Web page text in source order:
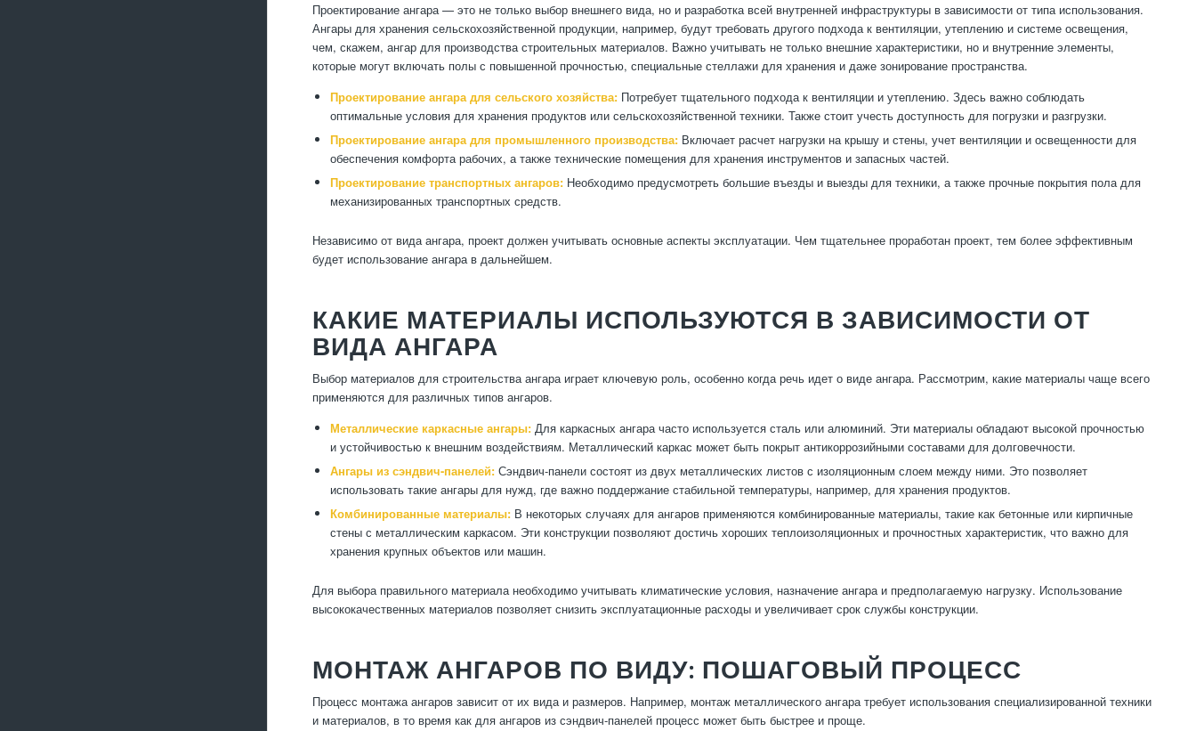
Проектирование ангара — это не только выбор внешнего вида, но и разработка всей внутренней инфраструктуры в зависимости от типа использования.
Ангары для хранения сельскохозяйственной продукции, например, будут требовать другого подхода к вентиляции, утеплению и системе освещения,
чем, скажем, ангар для производства строительных материалов. Важно учитывать не только внешние характеристики, но и внутренние элементы,
которые могут включать полы с повышенной прочностью, специальные стеллажи для хранения и даже зонирование пространства.
Проектирование ангара для сельского хозяйства: Потребует тщательного подхода к вентиляции и утеплению. Здесь важно соблюдать
оптимальные условия для хранения продуктов или сельскохозяйственной техники. Также стоит учесть доступность для погрузки и разгрузки.
Проектирование ангара для промышленного производства: Включает расчет нагрузки на крышу и стены, учет вентиляции и освещенности для
обеспечения комфорта рабочих, а также технические помещения для хранения инструментов и запасных частей.
Проектирование транспортных ангаров: Необходимо предусмотреть большие въезды и выезды для техники, а также прочные покрытия пола для
механизированных транспортных средств.
Независимо от вида ангара, проект должен учитывать основные аспекты эксплуатации. Чем тщательнее проработан проект, тем более эффективным
будет использование ангара в дальнейшем.
КАКИЕ МАТЕРИАЛЫ ИСПОЛЬЗУЮТСЯ В ЗАВИСИМОСТИ ОТ
ВИДА АНГАРА
Выбор материалов для строительства ангара играет ключевую роль, особенно когда речь идет о виде ангара. Рассмотрим, какие материалы чаще всего
применяются для различных типов ангаров.
Металлические каркасные ангары: Для каркасных ангара часто используется сталь или алюминий. Эти материалы обладают высокой прочностью
и устойчивостью к внешним воздействиям. Металлический каркас может быть покрыт антикоррозийными составами для долговечности.
Ангары из сэндвич-панелей: Сэндвич-панели состоят из двух металлических листов с изоляционным слоем между ними. Это позволяет
использовать такие ангары для нужд, где важно поддержание стабильной температуры, например, для хранения продуктов.
Комбинированные материалы: В некоторых случаях для ангаров применяются комбинированные материалы, такие как бетонные или кирпичные
стены с металлическим каркасом. Эти конструкции позволяют достичь хороших теплоизоляционных и прочностных характеристик, что важно для
хранения крупных объектов или машин.
Для выбора правильного материала необходимо учитывать климатические условия, назначение ангара и предполагаемую нагрузку. Использование
высококачественных материалов позволяет снизить эксплуатационные расходы и увеличивает срок службы конструкции.
МОНТАЖ АНГАРОВ ПО ВИДУ: ПОШАГОВЫЙ ПРОЦЕСС
Процесс монтажа ангаров зависит от их вида и размеров. Например, монтаж металлического ангара требует использования специализированной техники
и материалов, в то время как для ангаров из сэндвич-панелей процесс может быть быстрее и проще.